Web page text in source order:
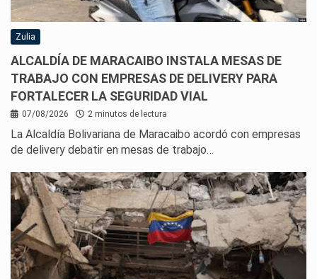
Zulia
ALCALDÍA DE MARACAIBO INSTALA MESAS DE
TRABAJO CON EMPRESAS DE DELIVERY PARA
FORTALECER LA SEGURIDAD VIAL
07/08/2026 2 minutos de lectura
La Alcaldía Bolivariana de Maracaibo acordó con empresas
de delivery debatir en mesas de trabajo…